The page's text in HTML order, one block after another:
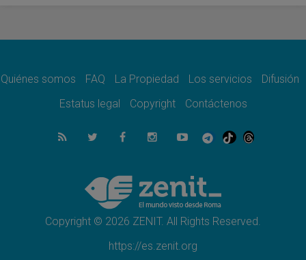
06.08.2026
06.08.2026
medio de tensiones y ataques en el sur del
06.08.2026
Hiroshima y Nagasaki, 81 años después.
Pizzaballa en Asís: los cristianos quieren
paz
Quiénes somos FAQ La Propiedad Los servicios
Difusión
Estatus legal
Copyright Contáctenos
Copyright © 2026 ZENIT. All Rights Reserved.
https://es.zenit.org